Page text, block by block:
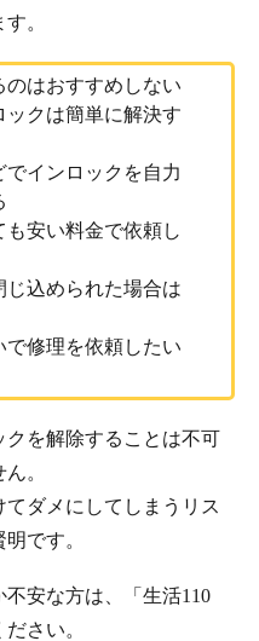
。
のはおすすめしない
ックは簡単に解決す
インロックを自力
安い料金で依頼し
込められた場合は
修理を依頼したい
を解除することは不可
。
ダメにしてしまうリス
です。
安な方は、「生活110
さい。